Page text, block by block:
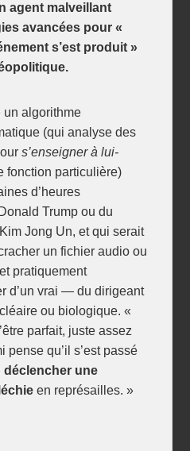
agent malveillant
avancées pour «
s’est produit »
un algorithme
(qui analyse des
s’enseigner à lui-
fonction particulière)
d’heures
Trump ou du
Jong Un, et qui serait
un fichier audio ou
pratiquement
d’un vrai — du dirigeant
ou biologique. «
parfait, juste assez
pense qu’il s’est passé
déclencher une
en représailles. »